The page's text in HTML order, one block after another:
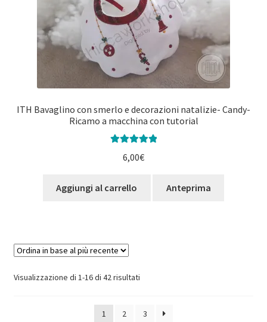
ITH Bavaglino con smerlo e decorazioni natalizie- Candy-
Ricamo a macchina con tutorial
su 5
6,00€
Aggiungi al carrello Anteprima
Visualizzazione di 1-16 di 42 risultatiOrdina
al
1 2 3